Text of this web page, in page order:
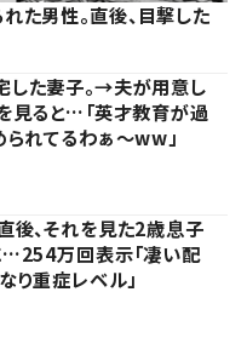
男性。直後、目撃した
した妻子。→夫が用意し
見ると…「英才教育が過
られてるわぁ～ww」
後、それを見た2歳息子
万回表示「凄い配
り重症レベル」